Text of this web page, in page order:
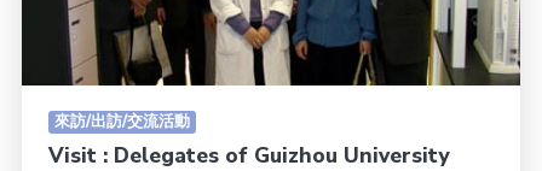
來訪/出訪/交流活動
Visit : Delegates of Guizhou University